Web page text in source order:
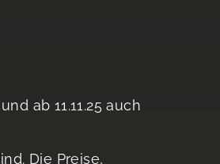
ab 11.11.25 auch
Die Preise,